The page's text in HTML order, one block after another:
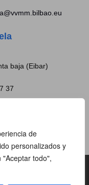
de
personalizados y
todo",
baja (Eibar)
37
los